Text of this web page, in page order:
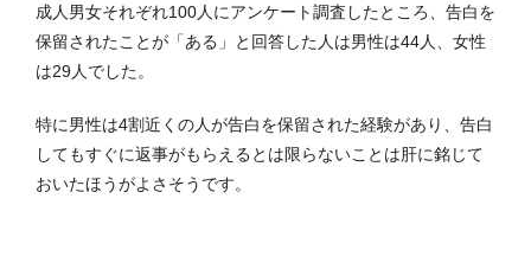
成人男女それぞれ100人にアンケート調査したところ、告白を
保留されたことが「ある」と回答した人は男性は44人、女性
は29人でした。
特に男性は4割近くの人が告白を保留された経験があり、告白
してもすぐに返事がもらえるとは限らないことは肝に銘じて
おいたほうがよさそうです。